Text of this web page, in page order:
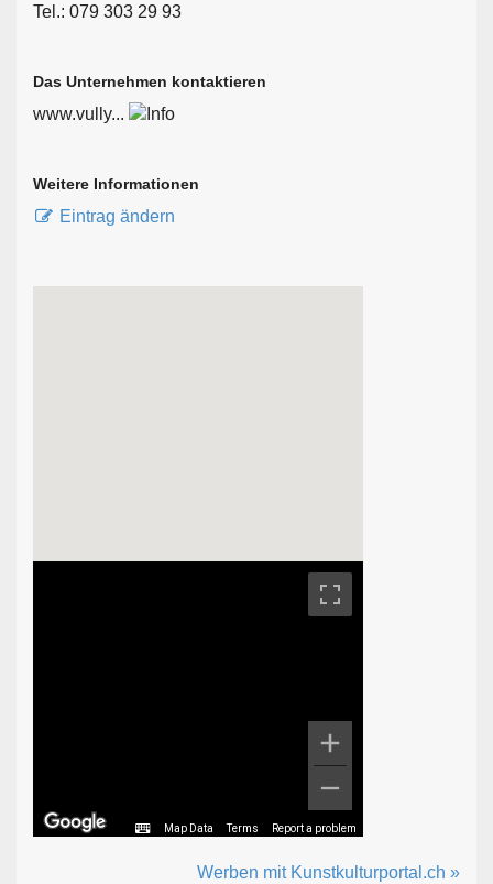
Tel.: 079 303 29 93
Das Unternehmen kontaktieren
www.vully...
Weitere Informationen
Eintrag ändern
Map Data Terms Report a problem
Werben mit Kunstkulturportal.ch »